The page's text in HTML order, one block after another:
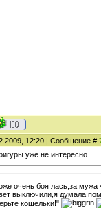
12:20 | Сообщение #
уже не интересно.
очень боя лась,за мужа
выключили,я думала
кошельки!"